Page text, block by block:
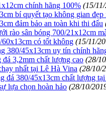
chính hãng 100% (15/
bí quyết tạo không gian đẹp
đảm bảo an toàn khi thi đấu
rào sân bóng 700/21x12cm
có tốt không (15/11/
380/45x13cm uy tín chính
3,2mm chất lượng cao (28/
nhất tại Lê Hà Vina (28/10/
đá 380/45x13cm chất lượng
lựa chọn hoàn hảo (28/10/